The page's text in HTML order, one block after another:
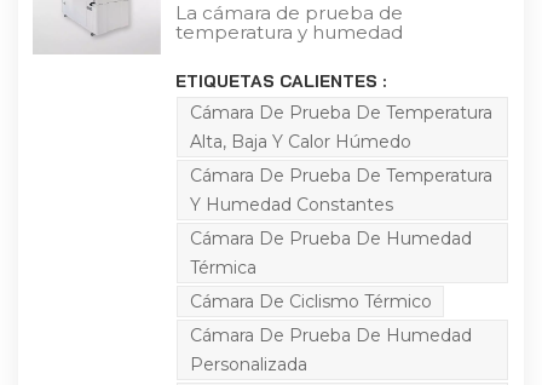
La cámara de prueba de
temperatura y humedad
prueba que se utiliza
para simular ambientes
de alta temperatura, baja
temperatura y
temperatura y humedad,
y se utiliza
principalmente para
evaluar el rendimiento y
la confiabilidad de
productos en ambientes
extremos. El equipo se
industria electrónica,
eléctrica, automotriz, de
electrodomésticos,
química y otras industrias,
ETIQUETAS CALIENTES :
Cámara De Prueba De Temperatura
Alta, Baja Y Calor Húmedo
Cámara De Prueba De Temperatura
Y Humedad Constantes
Cámara De Prueba De Humedad
Térmica
Cámara De Ciclismo Térmico
Cámara De Prueba De Humedad
Personalizada